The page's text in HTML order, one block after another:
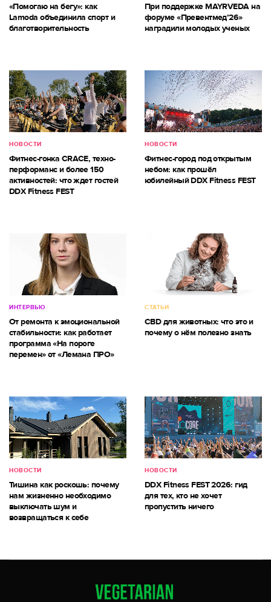
«Помогаю на бегу»: как
Lamoda объединила спорт и
благотворительность
При поддержке MAYRVEDA на
форуме «Превентмед’26»
наградили молодых ученых
НОВОСТИ
Фитнес-гонка CRACE, техно-
перформанс и более 150
активностей: что ждет гостей
DDX Fitness FEST
НОВОСТИ
Фитнес-город под открытым
небом: как прошёл
юбилейный DDX Fitness FEST
ИНТЕРВЬЮ
От ремонта к эмоциональной
стабильности: как работает
программа «На пороге
перемен» от «Лемана ПРО»
СТАТЬИ
CBD для животных: что это и
почему о нём полезно знать
НОВОСТИ
Тишина как роскошь: почему
нам жизненно необходимо
выключать шум и
возвращаться к себе
НОВОСТИ
DDX Fitness FEST 2026: гид
для тех, кто не хочет
пропустить ничего